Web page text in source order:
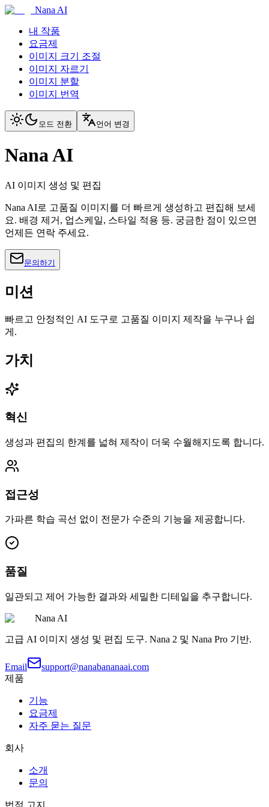
Nana AI
내 작품
요금제
이미지 크기 조절
이미지 자르기
이미지 분할
이미지 번역
모드 전환 언어 변경
Nana AI
AI 이미지 생성 및 편집
Nana AI로 고품질 이미지를 더 빠르게 생성하고 편집해 보세
요. 배경 제거, 업스케일, 스타일 적용 등. 궁금한 점이 있으면
언제든 연락 주세요.
문의하기
미션
빠르고 안정적인 AI 도구로 고품질 이미지 제작을 누구나 쉽
게.
가치
혁신
생성과 편집의 한계를 넓혀 제작이 더욱 수월해지도록 합니다.
접근성
가파른 학습 곡선 없이 전문가 수준의 기능을 제공합니다.
품질
일관되고 제어 가능한 결과와 세밀한 디테일을 추구합니다.
Nana AI
고급 AI 이미지 생성 및 편집 도구. Nana 2 및 Nana Pro 기반.
Email
support@nanabananaai.com
제품
기능
요금제
자주 묻는 질문
회사
소개
문의
법적 고지